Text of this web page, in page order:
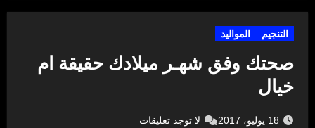
التنجيم المواليد
صحتك وفق شهـر ميلادك حقيقة ام
خيال
18 يوليو، 2017 لا توجد تعليقات